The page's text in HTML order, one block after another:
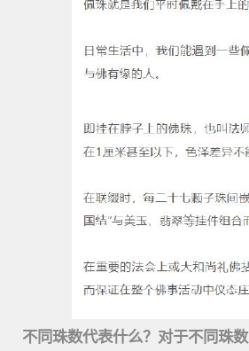
不同珠数代表什么？对于不同珠